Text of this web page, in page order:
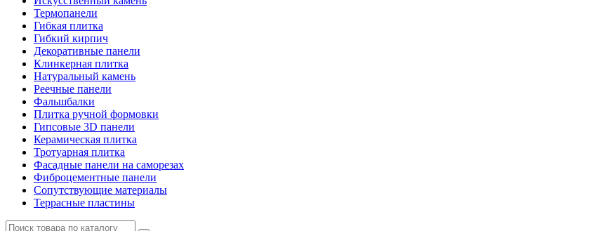
Термопанели
Гибкая плитка
Гибкий кирпич
Декоративные панели
Клинкерная плитка
Натуральный камень
Реечные панели
Фальшбалки
Плитка ручной формовки
Гипсовые 3D панели
Керамическая плитка
Тротуарная плитка
Фасадные панели на саморезах
Фиброцементные панели
Сопутствующие материалы
Террасные пластины